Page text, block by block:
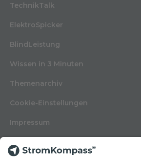
TechnikTalk
ElektroSpicker
BlindLeistung
Wissen in 3 Minuten
Themenarchiv
Cookie-Einstellungen
Impressum